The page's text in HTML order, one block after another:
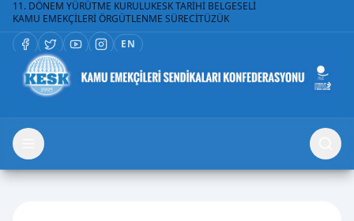
11. DÖNEM YÜRÜTME KURULUKESK TARİHİ BELGESELİ
KAMU EMEKÇİLERİ ÖRGÜTLENME SÜRECİTÜZÜK
EN